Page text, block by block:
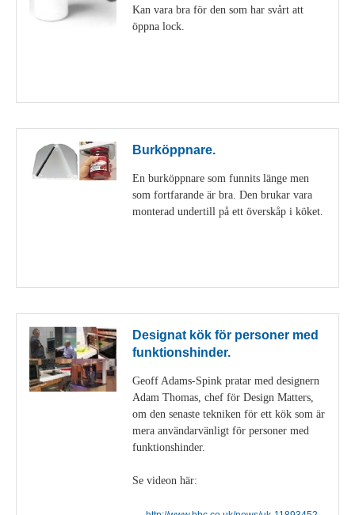
Kan vara bra för den som har svårt att
öppna lock.
Burköppnare.
En burköppnare som funnits länge men
som fortfarande är bra. Den brukar vara
monterad undertill på ett överskåp i köket.
Designat kök för personer med
funktionshinder.
Geoff Adams-Spink pratar med designern
Adam Thomas, chef för Design Matters,
om den senaste tekniken för ett kök som är
mera användarvänligt för personer med
funktionshinder.
Se videon här: